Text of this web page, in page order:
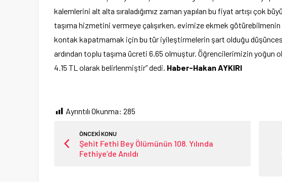
kalemlerini alt alta sıraladığımız zaman yapılan bu fiyat artışı çok
taşıma hizmetini vermeye çalışırken, evimize ekmek götürebilmenin
kontak kapatmamak için bu tür iyileştirmelerin şart olduğu
ardından toplu taşıma ücreti 6.65 olmuştur. Öğrencilerimizin yoğun
4.15 TL olarak belirlenmiştir” dedi. Haber-Hakan AYKIRI
Ayrıntılı Okunma: 285
ÖNCEKİ KONU
Şehit Fethi Bey Ölümünün 108. Yılında
Fethiye’de Anıldı